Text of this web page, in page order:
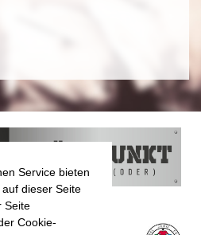
Service bieten
dieser Seite
Seite
Cookie-